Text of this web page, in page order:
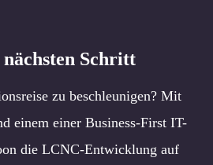
Schritt
zu beschleunigen? Mit
einem einer Business-First IT-
die LCNC-Entwicklung auf